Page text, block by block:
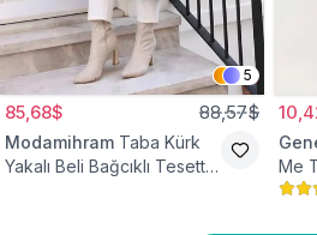
5
85,68$ 88,57$
Modamihram Taba Kürk
Yakalı Beli Bağcıklı Tesettür
Me